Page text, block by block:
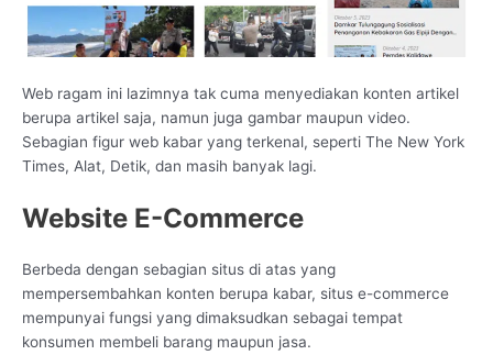
Web ragam ini lazimnya tak cuma menyediakan konten artikel
berupa artikel saja, namun juga gambar maupun video.
Sebagian figur web kabar yang terkenal, seperti The New York
Times, Alat, Detik, dan masih banyak lagi.
Website E-Commerce
Berbeda dengan sebagian situs di atas yang
mempersembahkan konten berupa kabar, situs e-commerce
mempunyai fungsi yang dimaksudkan sebagai tempat
konsumen membeli barang maupun jasa.